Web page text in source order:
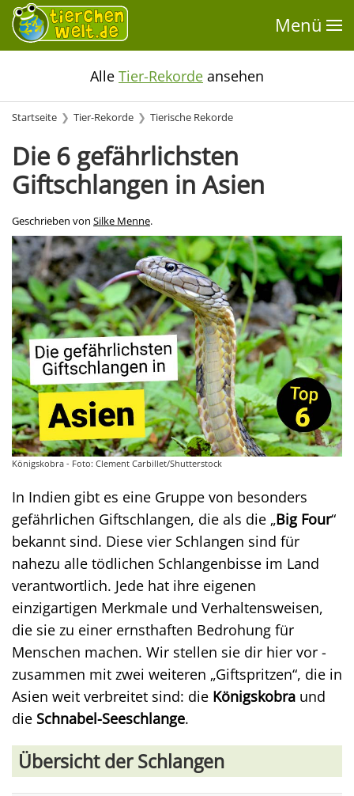
Menü
Alle Tier-Rekorde ansehen
Startseite Tier-Rekorde Tierische Rekorde
Die 6 gefährlichsten
Giftschlangen in Asien
Geschrieben von Silke Menne.
Königskobra - Foto: Clement Carbillet/Shutterstock
In Indien gibt es eine Gruppe von besonders
gefährlichen Giftschlangen, die als die „Big Four“
bekannt sind. Diese vier Schlangen sind für
nahezu alle tödlichen Schlangenbisse im Land
verantwortlich. Jede hat ihre eigenen
einzigartigen Merkmale und Verhaltensweisen,
die sie zu einer ernsthaften Bedrohung für
Menschen machen. Wir stellen sie dir hier vor -
zusammen mit zwei weiteren „Giftspritzen“, die in
Asien weit verbreitet sind: die Königskobra und
die Schnabel-Seeschlange.
Übersicht der Schlangen